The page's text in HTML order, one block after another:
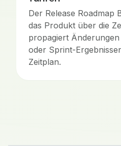
Der Release Roadmap
das Produkt über die
propagiert
oder Sprint-
Zeitplan.